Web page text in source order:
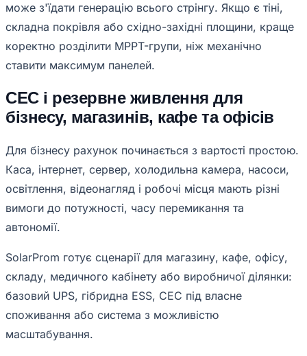
може з'їдати генерацію всього стрінгу. Якщо є тіні,
складна покрівля або східно-західні площини, краще
коректно розділити MPPT-групи, ніж механічно
ставити максимум панелей.
СЕС і резервне живлення для
бізнесу, магазинів, кафе та офісів
Для бізнесу рахунок починається з вартості простою.
Каса, інтернет, сервер, холодильна камера, насоси,
освітлення, відеонагляд і робочі місця мають різні
вимоги до потужності, часу перемикання та
автономії.
SolarProm готує сценарії для магазину, кафе, офісу,
складу, медичного кабінету або виробничої ділянки:
базовий UPS, гібридна ESS, СЕС під власне
споживання або система з можливістю
масштабування.